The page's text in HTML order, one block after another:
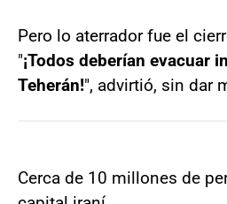
Pero lo aterrador fue el
"¡Todos deberían evacuar
Teherán!", advirtió, sin dar
Cerca de 10 millones de